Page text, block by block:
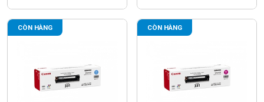
CÒN HÀNG CÒN HÀNG